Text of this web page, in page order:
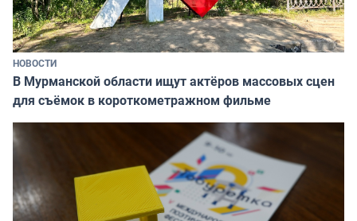
НОВОСТИ
В Мурманской области ищут актёров массовых сцен
для съёмок в короткометражном фильме